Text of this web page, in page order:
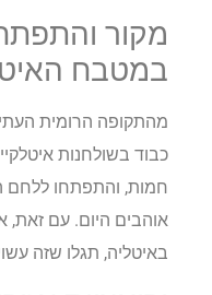
מקור
במטבח
מהתקופה הרומית
כבוד בשולחנות
חמות, והתפתחו ללחם
אוהבים היום. עם זאת,
באיטליה, תגלו שזה עשוי